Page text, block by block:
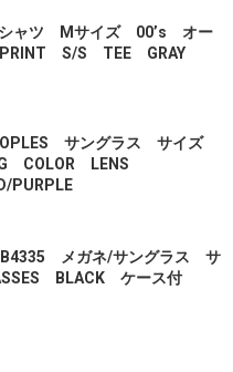
シャツ Mサイズ 00’s オー
S/S TEE GRAY
サングラス サイズ
COLOR LENS
PURPLE
メガネ/サングラス サ
BLACK ケース付